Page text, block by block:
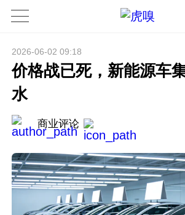
2026-06-02 09:18
价格战已死，新能源车
水
商业评论